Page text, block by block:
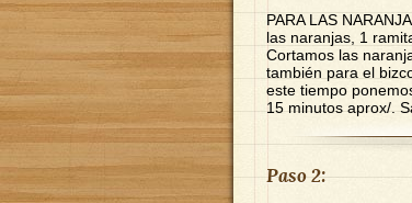
PARA LAS
las naranjas, 1
Cortamos las
también para el
este tiempo
15 minutos aprox/.
Paso 2: